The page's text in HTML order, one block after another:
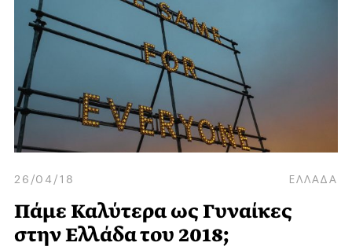
26/04/18 ΕΛΛΑΔΑ
Πάμε Καλύτερα ως Γυναίκες
στην Ελλάδα του 2018;